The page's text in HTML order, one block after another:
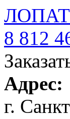
8 812
Адрес:
г.